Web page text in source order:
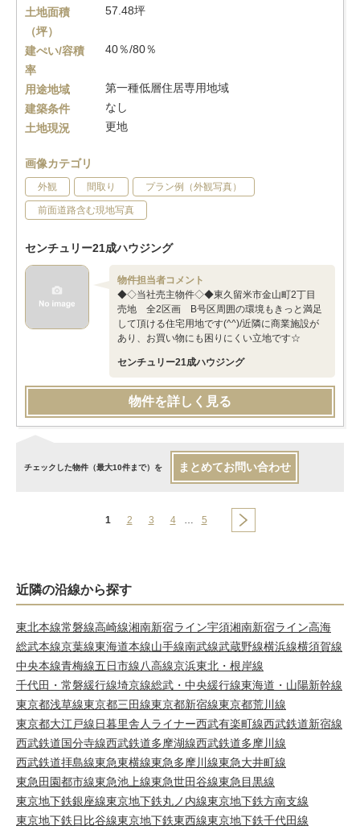
土地面積
（坪）
57.48坪
建ぺい/容積
率
40％/80％
用途地域
第一種低層住居専用地域
建築条件
なし
土地現況
更地
画像カテゴリ
外観 間取り プラン例（外観写真）
前面道路含む現地写真
センチュリー21成ハウジング
物件担当者コメント
◆◇当社売主物件◇◆東久留米市金山町2丁目
売地 全2区画 B号区周囲の環境もきっと満足
して頂ける住宅用地です(^^)/近隣に商業施設が
あり、お買い物にも困りにくい立地です☆
センチュリー21成ハウジング
物件を詳しく見る
チェックした物件（最大10件まで）を まとめてお問い合わせ
1 2 3 4 … 5
近隣の沿線から探す
東北本線常磐線高崎線湘南新宿ライン宇須湘南新宿ライン高海
総武本線京葉線東海道本線山手線南武線武蔵野線横浜線横須賀線
中央本線青梅線五日市線八高線京浜東北・根岸線
千代田・常磐緩行線埼京線総武・中央緩行線東海道・山陽新幹線
東京都浅草線東京都三田線東京都新宿線東京都荒川線
東京都大江戸線日暮里舎人ライナー西武有楽町線西武鉄道新宿線
西武鉄道国分寺線西武鉄道多摩湖線西武鉄道多摩川線
西武鉄道拝島線東急東横線東急多摩川線東急大井町線
東急田園都市線東急池上線東急世田谷線東急目黒線
東京地下鉄銀座線東京地下鉄丸ノ内線東京地下鉄方南支線
東京地下鉄日比谷線東京地下鉄東西線東京地下鉄千代田線